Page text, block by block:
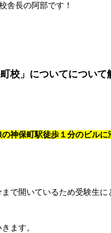
舎長の阿部です！
校」についてについて
神保町駅徒歩１分のビルに
で開いているため受験生に
ます。